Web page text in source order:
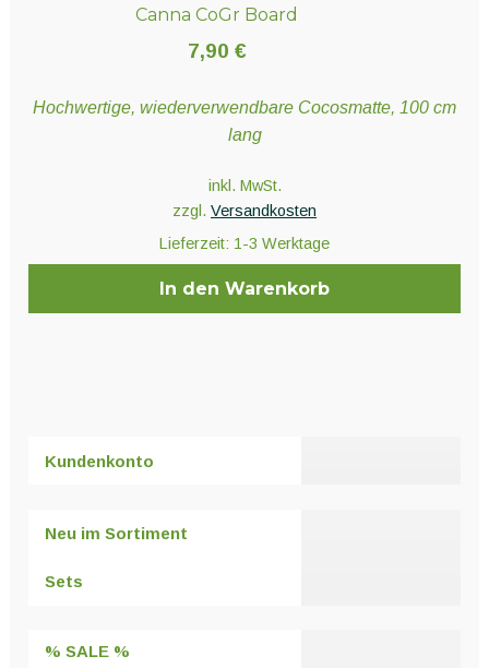
Canna CoGr Board
7,90 €
Hochwertige, wiederverwendbare Cocosmatte, 100 cm
lang
inkl. MwSt.
zzgl. Versandkosten
Lieferzeit: 1-3 Werktage
In den Warenkorb
Kundenkonto
Neu im Sortiment
Sets
% SALE %